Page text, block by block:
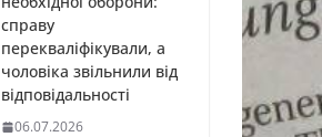
справу
перекваліфікували, а
чоловіка звільнили від
відповідальності
06.07.2026